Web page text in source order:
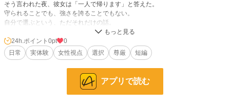
そう言われた夜、彼女は「一人で帰ります」と答えた。
守られることでも、強さを誇ることでもない。
自分で選ぶという、ただそれだけの話。
小説 228,785 位 / 228,785 件
24h.ポイント 0pt
0
日常
実体験 女性視点 選択 尊厳 短編
アプリで読む